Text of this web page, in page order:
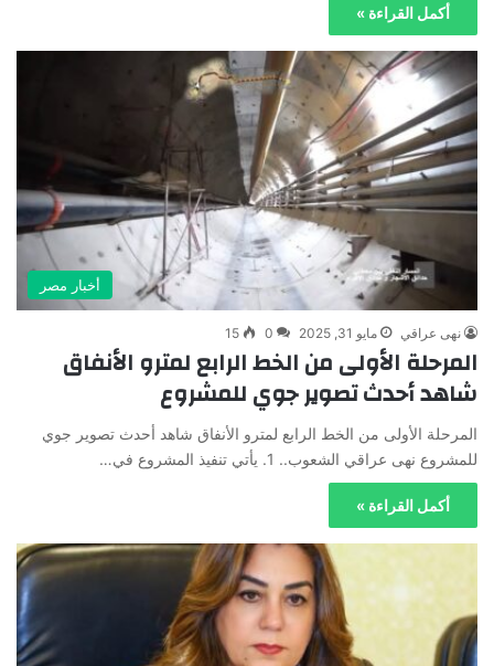
أكمل القراءة »
أخبار مصر
نهى عراقي مايو 31, 2025 0
15
المرحلة الأولى من الخط الرابع لمترو الأنفاق
شاهد أحدث تصوير جوي للمشروع
المرحلة الأولى من الخط الرابع لمترو الأنفاق شاهد أحدث تصوير جوي
للمشروع نهى عراقي الشعوب.. 1. يأتي تنفيذ المشروع في…
أكمل القراءة »